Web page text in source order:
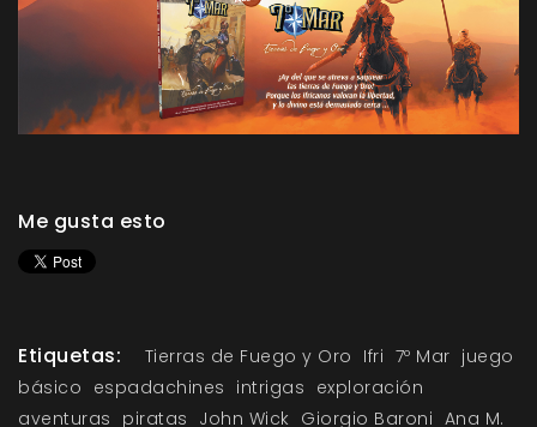
Me gusta esto
Etiquetas: Tierras de Fuego y Oro Ifri 7º Mar juego
básico espadachines intrigas exploración
aventuras piratas John Wick Giorgio Baroni Ana M.